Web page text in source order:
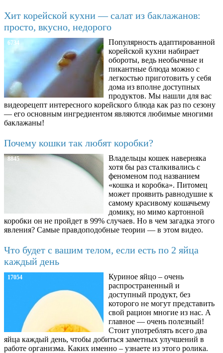
Хит корейской кухни — салат из баклажанов:
просто, вкусно, недорого
6734
Популярность адаптированной
корейской кухни набирает
обороты, ведь необычные и
пикантные блюда можно с
легкостью приготовить у себя
дома из вполне доступных
продуктов. Мы нашли для вас
видеорецепт интересного корейского блюда как раз по сезону
— его основным ингредиентом являются любимые многими
баклажаны!
Почему кошки так любят коробки?
8845
Владельцы кошек наверняка
хотя бы раз сталкивались с
феноменом под названием
«кошка и коробка». Питомец
может проявить равнодушие к
самому красивому кошачьему
домику, но мимо картонной
коробки он не пройдет в 99% случаев. Но в чем загадка этого
явления? Самые правдоподобные теории — в этом видео.
Что будет с вашим телом, если есть по 2 яйца
каждый день
17054
Куриное яйцо – очень
распространенный и
доступный продукт, без
которого не могут представить
свой рацион многие из нас. А
главное — очень полезный!
Стоит употреблять всего два
яйца каждый день, чтобы добиться заметных улучшений в
работе организма. Каких именно – узнаете из этого ролика.